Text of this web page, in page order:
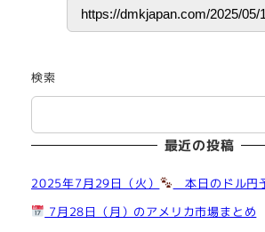
検索
最近の投稿
2025年7月29日（火）
本日のドル円
7月28日（月）のアメリカ市場まとめ